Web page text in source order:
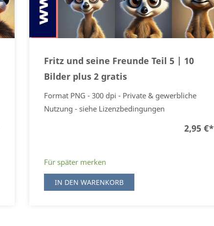
Fritz und seine Freunde Teil 5 | 10
Bilder plus 2 gratis
Format PNG - 300 dpi - Private & gewerbliche
Nutzung - siehe Lizenzbedingungen
2,95 €*
Für später merken
IN DEN WARENKORB